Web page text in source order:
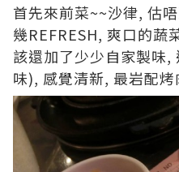
首先來前菜~~沙律, 估
幾REFRESH, 爽口的蔬
該還加了少少自家製味,
味), 感覺清新, 最岩配